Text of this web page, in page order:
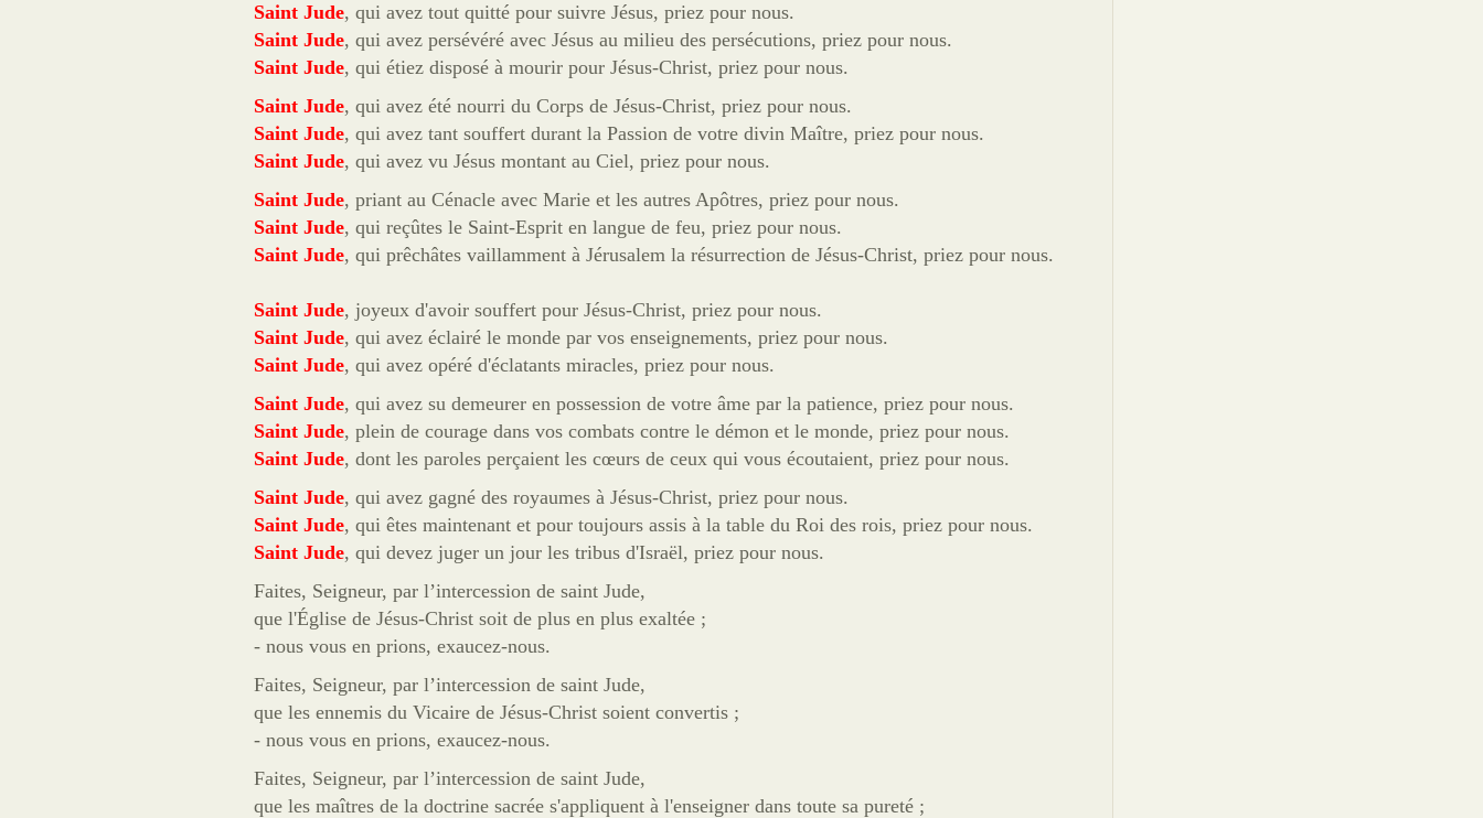
Saint Jude, qui avez tout quitté pour suivre Jésus, priez pour nous.
Saint Jude, qui avez persévéré avec Jésus au milieu des persécutions, priez pour nous.
Saint Jude, qui étiez disposé à mourir pour Jésus-Christ, priez pour nous.
Saint Jude, qui avez été nourri du Corps de Jésus-Christ, priez pour nous.
Saint Jude, qui avez tant souffert durant la Passion de votre divin Maître, priez pour nous.
Saint Jude, qui avez vu Jésus montant au Ciel, priez pour nous.
Saint Jude, priant au Cénacle avec Marie et les autres Apôtres, priez pour nous.
Saint Jude, qui reçûtes le Saint-Esprit en langue de feu, priez pour nous.
Saint Jude, qui prêchâtes vaillamment à Jérusalem la résurrection de Jésus-Christ, priez pour nous.
Saint Jude, joyeux d'avoir souffert pour Jésus-Christ, priez pour nous.
Saint Jude, qui avez éclairé le monde par vos enseignements, priez pour nous.
Saint Jude, qui avez opéré d'éclatants miracles, priez pour nous.
Saint Jude, qui avez su demeurer en possession de votre âme par la patience, priez pour nous.
Saint Jude, plein de courage dans vos combats contre le démon et le monde, priez pour nous.
Saint Jude, dont les paroles perçaient les cœurs de ceux qui vous écoutaient, priez pour nous.
Saint Jude, qui avez gagné des royaumes à Jésus-Christ, priez pour nous.
Saint Jude, qui êtes maintenant et pour toujours assis à la table du Roi des rois, priez pour nous.
Saint Jude, qui devez juger un jour les tribus d'Israël, priez pour nous.
Faites, Seigneur, par l’intercession de saint Jude,
que l'Église de Jésus-Christ soit de plus en plus exaltée ;
- nous vous en prions, exaucez-nous.
Faites, Seigneur, par l’intercession de saint Jude,
que les ennemis du Vicaire de Jésus-Christ soient convertis ;
- nous vous en prions, exaucez-nous.
Faites, Seigneur, par l’intercession de saint Jude,
que les maîtres de la doctrine sacrée s'appliquent à l'enseigner dans toute sa pureté ;